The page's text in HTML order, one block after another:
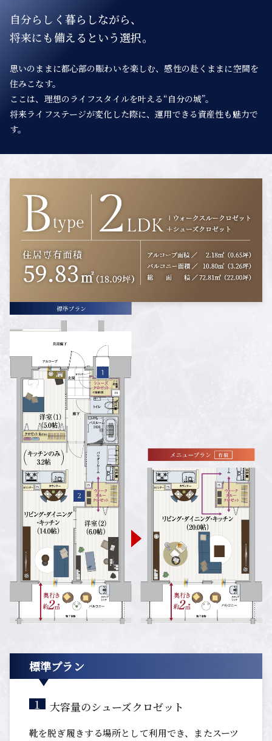
自分らしく暮らしながら、
将来にも備えるという選択。
思いのままに都心部の賑わいを楽しむ、感性の赴くままに空間を
住みこなす。
ここは、理想のライフスタイルを叶える“自分の城”。
将来ライフステージが変化した際に、運用できる資産性も魅力で
す。
標準プラン
大容量のシューズクロゼット
靴を脱ぎ履きする場所として利用でき、またスーツ